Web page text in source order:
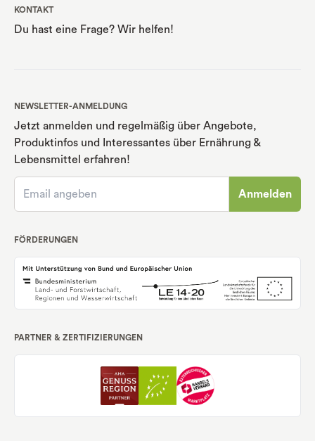
KONTAKT
Du hast eine Frage? Wir helfen!
NEWSLETTER-ANMELDUNG
Jetzt anmelden und regelmäßig über Angebote,
Produktinfos und Interessantes über Ernährung &
Lebensmittel erfahren!
Anmelden
FÖRDERUNGEN
PARTNER & ZERTIFIZIERUNGEN